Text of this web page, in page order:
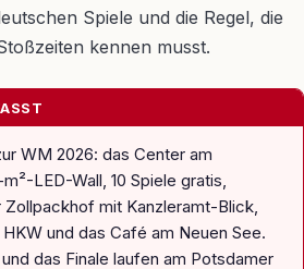
Spiele und die Regel, die
kennen musst.
WM 2026: das Center am
LED-Wall, 10 Spiele gratis,
mit Kanzleramt-Blick,
und das Café am Neuen See.
das Finale laufen am Potsdamer